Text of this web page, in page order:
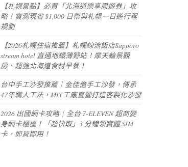
【札幌景點】必買「北海道樂享周遊券」攻
略！實測現省 $1,000 日幣與札幌一日遊行程
規劃
【2026札幌住宿推薦】札幌線流飯店Sapporo
stream hotel 直通地鐵薄野站！摩天輪景觀
房、超強北海道食材早餐！
台中手工沙發推薦｜金佳億手工沙發，傳承
47年職人工法，MIT工廠直營打造客製化沙發
2026 出國網卡攻略｜全台 7-ELEVEN 超商變
身網卡櫃檯！「超快取」3 分鐘領實體 SIM
卡，即買即用！